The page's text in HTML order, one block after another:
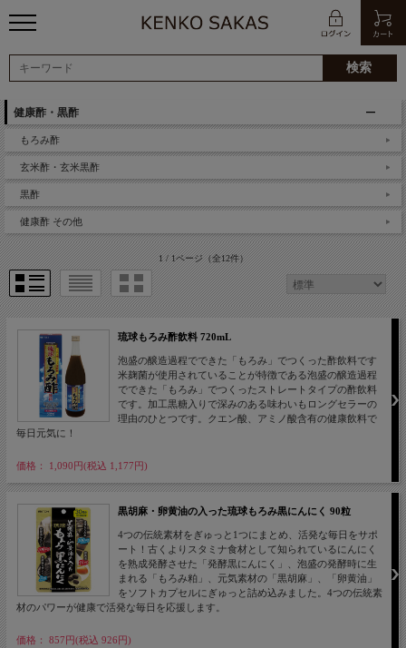
健康酢・黒酢
もろみ酢
玄米酢・玄米黒酢
黒酢
健康酢 その他
1 / 1ページ（全12件）
琉球もろみ酢飲料 720mL
泡盛の醸造過程でできた「もろみ」でつくった酢飲料です
米麹菌が使用されていることが特徴である泡盛の醸造過程
でできた「もろみ」でつくったストレートタイプの酢飲料
です。加工黒糖入りで深みのある味わいもロングセラーの
理由のひとつです。クエン酸、アミノ酸含有の健康飲料で
毎日元気に！
価格： 1,090円(税込 1,177円)
黒胡麻・卵黄油の入った琉球もろみ黒にんにく 90粒
4つの伝統素材をぎゅっと1つにまとめ、活発な毎日をサポ
ート！古くよりスタミナ食材として知られているにんにく
を熟成発酵させた「発酵黒にんにく」、泡盛の発酵時に生
まれる「もろみ粕」、元気素材の「黒胡麻」、「卵黄油」
をソフトカプセルにぎゅっと詰め込みました。4つの伝統素
材のパワーが健康で活発な毎日を応援します。
価格： 857円(税込 926円)